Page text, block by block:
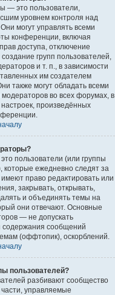
— это пользователи,
уровнем контроля над
могут управлять всеми
конференции, включая
доступа, отключение
групп пользователей,
и т. п., в зависимости
им создателем
также могут обладать всеми
во всех форумах, в
произведённых
пользователи (или группы
которые ежедневно следят за
право редактировать или
закрывать, открывать,
и объединять темы на
они отвечают. Основные
— не допускать
содержания сообщений
(оффтопик), оскорблений.
пользователей?
разбивают сообщество
управляемые